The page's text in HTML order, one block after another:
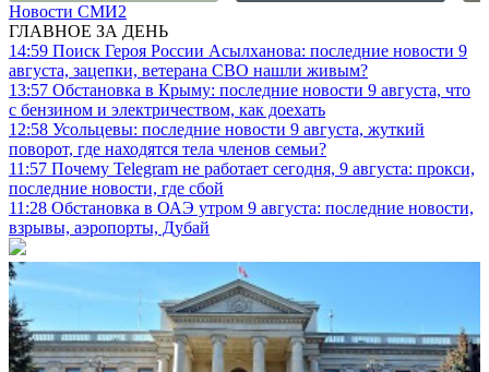
Новости СМИ2
ГЛАВНОЕ ЗА ДЕНЬ
14:59 Поиск Героя России Асылханова: последние новости 9
августа, зацепки, ветерана СВО нашли живым?
13:57 Обстановка в Крыму: последние новости 9 августа, что
с бензином и электричеством, как доехать
12:58 Усольцевы: последние новости 9 августа, жуткий
поворот, где находятся тела членов семьи?
11:57 Почему Telegram не работает сегодня, 9 августа: прокси,
последние новости, где сбой
11:28 Обстановка в ОАЭ утром 9 августа: последние новости,
взрывы, аэропорты, Дубай